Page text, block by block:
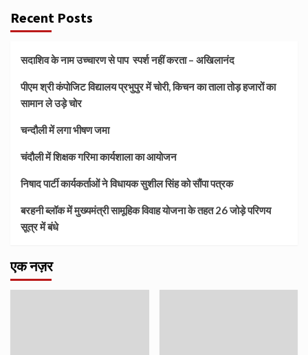
Recent Posts
सदाशिव के नाम उच्चारण से पाप स्पर्श नहीं करता – अखिलानंद
पीएम श्री कंपोजिट विद्यालय प्रभुपुर में चोरी, किचन का ताला तोड़ हजारों का
सामान ले उड़े चोर
चन्दौली में लगा भीषण जमा
चंदौली में शिक्षक गरिमा कार्यशाला का आयोजन
निषाद पार्टी कार्यकर्ताओं ने विधायक सुशील सिंह को सौंपा पत्रक
बरहनी ब्लॉक में मुख्यमंत्री सामूहिक विवाह योजना के तहत 26 जोड़े परिणय
सूत्र में बंधे
एक नज़र